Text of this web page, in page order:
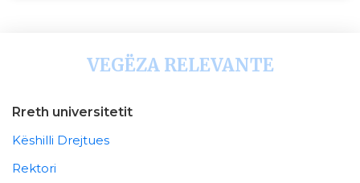
VEGËZA RELEVANTE
Rreth universitetit
Këshilli Drejtues
Rektori